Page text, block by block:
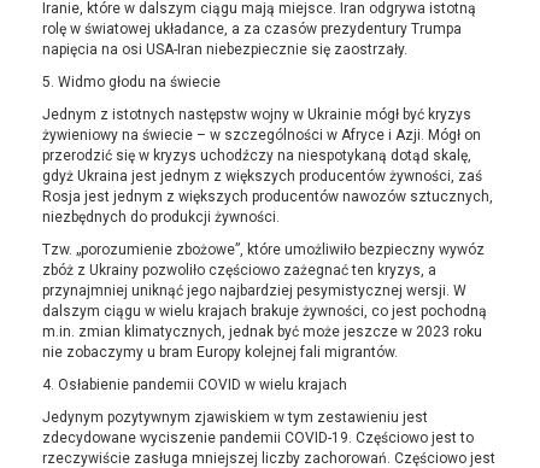
Iranie, które w dalszym ciągu mają miejsce. Iran odgrywa istotną
rolę w światowej układance, a za czasów prezydentury Trumpa
napięcia na osi USA-Iran niebezpiecznie się zaostrzały.
5. Widmo głodu na świecie
Jednym z istotnych następstw wojny w Ukrainie mógł być kryzys
żywieniowy na świecie – w szczególności w Afryce i Azji. Mógł on
przerodzić się w kryzys uchodźczy na niespotykaną dotąd skalę,
gdyż Ukraina jest jednym z większych producentów żywności, zaś
Rosja jest jednym z większych producentów nawozów sztucznych,
niezbędnych do produkcji żywności.
Tzw. „porozumienie zbożowe”, które umożliwiło bezpieczny wywóz
zbóż z Ukrainy pozwoliło częściowo zażegnać ten kryzys, a
przynajmniej uniknąć jego najbardziej pesymistycznej wersji. W
dalszym ciągu w wielu krajach brakuje żywności, co jest pochodną
m.in. zmian klimatycznych, jednak być może jeszcze w 2023 roku
nie zobaczymy u bram Europy kolejnej fali migrantów.
4. Osłabienie pandemii COVID w wielu krajach
Jedynym pozytywnym zjawiskiem w tym zestawieniu jest
zdecydowane wyciszenie pandemii COVID-19. Częściowo jest to
rzeczywiście zasługa mniejszej liczby zachorowań. Częściowo jest